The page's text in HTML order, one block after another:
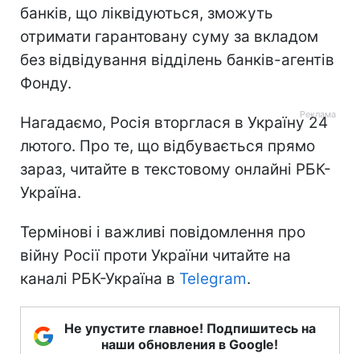
банків, що ліквідуються, зможуть
отримати гарантовану суму за вкладом
без відвідування відділень банків-агентів
Фонду.
Нагадаємо, Росія вторглася в Україну 24
лютого. Про те, що відбувається прямо
зараз, читайте в текстовому онлайні РБК-
Україна.
Термінові і важливі повідомлення про
війну Росії проти України читайте на
каналі РБК-Україна в Telegram.
Не упустите главное! Подпишитесь на
наши обновления в Google!